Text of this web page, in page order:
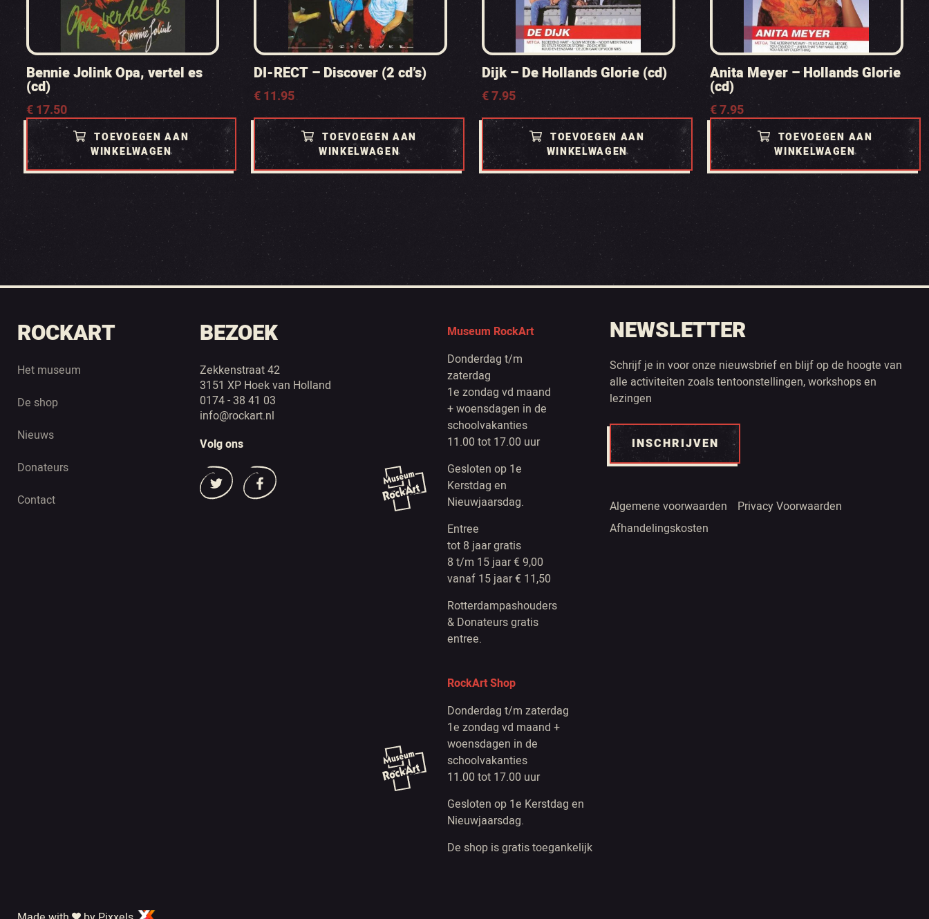
Bennie Jolink Opa, vertel es
(cd)
€17.50
TOEVOEGEN AAN
WINKELWAGEN
DI-RECT – Discover (2 cd’s)
€11.95
TOEVOEGEN AAN
WINKELWAGEN
Dijk – De Hollands Glorie (cd)
€7.95
TOEVOEGEN AAN
WINKELWAGEN
Anita Meyer – Hollands Glorie
(cd)
€7.95
TOEVOEGEN AAN
WINKELWAGEN
ROCKART
Het museum
De shop
Nieuws
Donateurs
Contact
BEZOEK
Zekkenstraat 42
3151 XP Hoek van Holland
0174 - 38 41 03
info@rockart.nl
Volg ons
Museum RockArt
Donderdag t/m
zaterdag
1e zondag vd maand
+ woensdagen in de
schoolvakanties
11.00 tot 17.00 uur
Gesloten op 1e
Kerstdag en
Nieuwjaarsdag.
Entree
tot 8 jaar gratis
8 t/m 15 jaar € 9,00
vanaf 15 jaar € 11,50
Rotterdampashouders
& Donateurs gratis
entree.
RockArt Shop
Donderdag t/m zaterdag
1e zondag vd maand +
woensdagen in de
schoolvakanties
11.00 tot 17.00 uur
Gesloten op 1e Kerstdag en
Nieuwjaarsdag.
De shop is gratis toegankelijk
NEWSLETTER
Schrijf je in voor onze nieuwsbrief en blijf op de hoogte van
alle activiteiten zoals tentoonstellingen, workshops en
lezingen
INSCHRIJVEN
Algemene voorwaarden
Privacy Voorwaarden
Afhandelingskosten